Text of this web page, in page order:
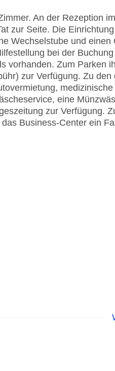
An der Rezeption
zur Seite. Die
Wechselstube und einen
bei der
vorhanden. Zum Parken
zur Verfügung. Zu
eine
zur Verfügung.
Business-Center ein
Club, EC Maestro,